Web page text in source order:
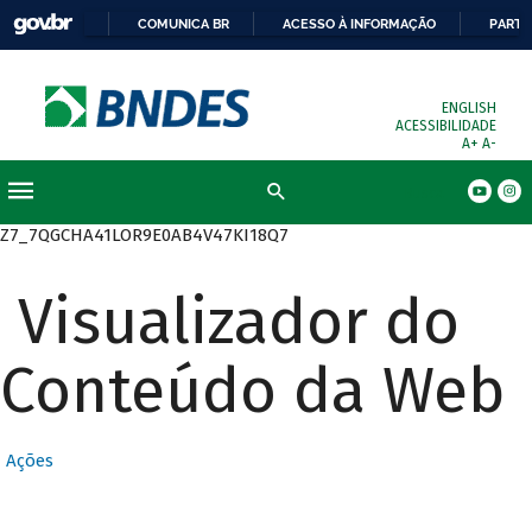
COMUNICA BR ACESSO À INFORMAÇÃO
ENGLISH
ACESSIBILIDADE
A+ A-
Z7_7QGCHA41LOR9E0AB4V47KI18Q7
Visualizador do
Conteúdo da Web
Ações